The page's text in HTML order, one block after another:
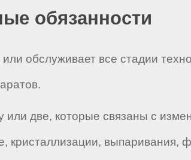
обязанности
обслуживает все стадии
или две, которые связаны с
кристаллизации, выпаривания,